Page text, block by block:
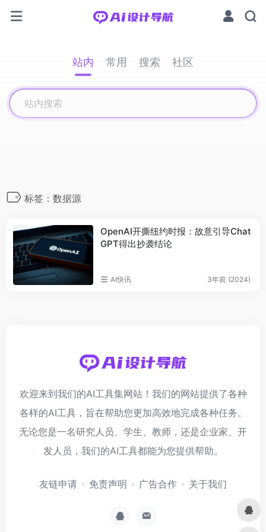
站内 常用 搜索 社区
标签：数据源
OpenAI开撕纽约时报：故意引导Chat
GPT得出抄袭结论
AI快讯 3年前 (2024)
欢迎来到我们的AI工具集网站！我们的网站提供了各种
各样的AI工具，旨在帮助您更加高效地完成各种任务。
无论您是一名研究人员、学生、教师，还是企业家、开
发人员，我们的AI工具都能为您提供帮助。
友链申请 免责声明 广告合作 关于我们